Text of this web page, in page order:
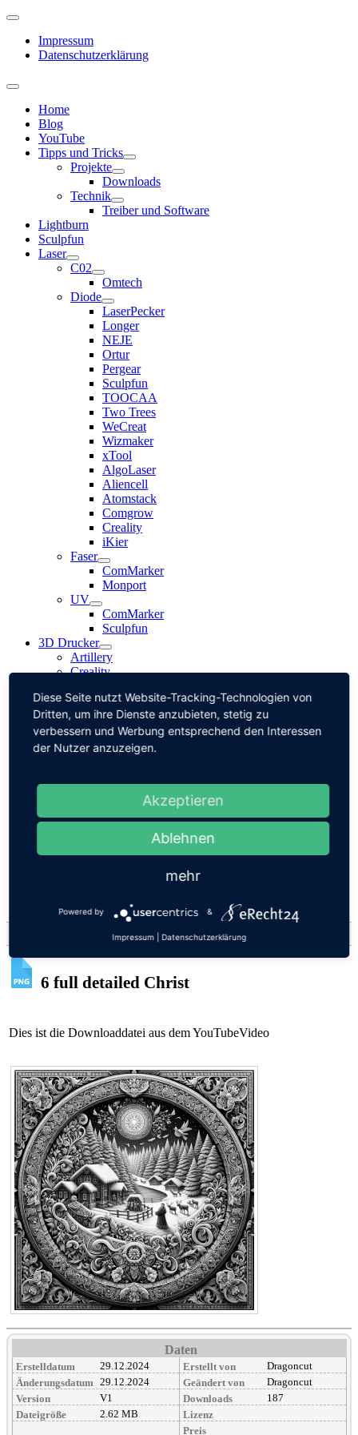
Impressum
Datenschutzerklärung
Home
Blog
YouTube
Tipps und Tricks
Projekte
Downloads
Technik
Treiber und Software
Lightburn
Sculpfun
Laser
C02
Omtech
Diode
LaserPecker
Longer
NEJE
Ortur
Pergear
Sculpfun
TOOCAA
Two Trees
WeCreat
Wizmaker
xTool
AlgoLaser
Aliencell
Atomstack
Comgrow
Creality
iKier
Faser
ComMarker
Monport
UV
ComMarker
Sculpfun
3D Drucker
Artillery
Creality
Lasergalerie
Wo und Was
Tags
Shop
Startseite
Projektdateien
Ebene
6 full detailed Christ
Dies ist die Downloaddatei aus dem YouTubeVideo
Daten
Erstelldatum
29.12.2024
Änderungsdatum 29.12.2024
Version
V1
Dateigröße
2.62 MB
Erstellt von
Dragoncut
Geändert von
Dragoncut
Downloads
187
Lizenz
Preis
Diese Seite nutzt Website-Tracking-Technologien von
Dritten, um ihre Dienste anzubieten, stetig zu
verbessern und Werbung entsprechend den Interessen
der Nutzer anzuzeigen.
Akzeptieren
Ablehnen
mehr
Powered by &
Impressum Datenschutzerklärung